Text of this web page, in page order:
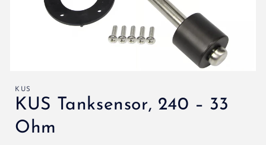
KUS
KUS Tanksensor, 240 – 33
Ohm